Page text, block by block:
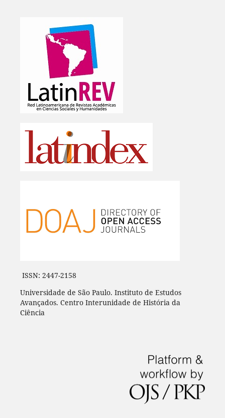
ISSN: 2447-2158
Universidade de São Paulo. Instituto de Estudos
Avançados. Centro Interunidade de História da
Ciência